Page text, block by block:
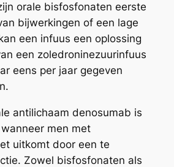
orale bisfosfonaten eerste
bijwerkingen of een lage
een infuus een oplossing
een zoledroninezuurinfuus
eens per jaar gegeven
antilichaam denosumab is
men met
uitkomt door een te
Zowel bisfosfonaten als